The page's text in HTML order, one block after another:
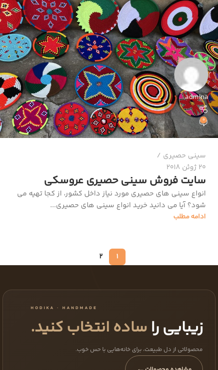
admina
0
سینی حصیری
20 ژوئن 2018
سایت فروش سینی حصیری عروسکی
انواع سینی های حصیری مورد نیاز داخل کشور، از کجا تهیه می
شود؟ آیا می دانید خرید انواع سینی های حصیری...
ادامه مطلب
1
2
HODIKA · HANDMADE
زیبایی را ساده انتخاب کنید.
محصولاتی از دل طبیعت، برای خانه‌هایی با حس خوب.